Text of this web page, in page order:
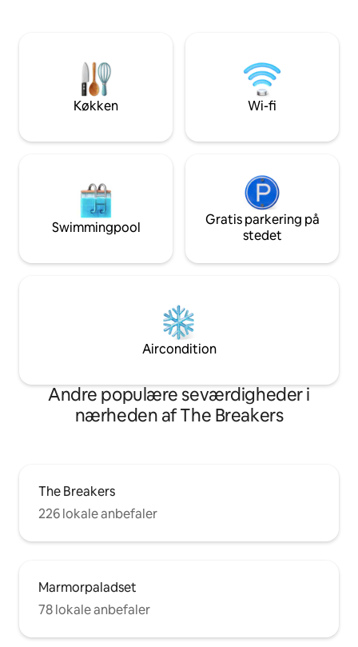
Fantastisk beliggenhed, tæt på strande,
Ocean Drive, Salve Regina og downtown
shopping/restauranter. Begyndelsen af
det kommercielle havneområde i
beliggenhed, og centrum er 0,8 miles.
for den fineste indkvartering. Der
serveres ikke morgenmad. Fra og med 1.
juli 2015 har staten Rhode Island pålagt
være ud over den betalte husleje. Den
underholde i
vores andre 2
Køkken Wi-fi
Swimmingpool
Gratis parkering på
stedet
Aircondition
Andre populære seværdigheder i
nærheden af The Breakers
The Breakers
226 lokale anbefaler
Marmorpaladset
78 lokale anbefaler